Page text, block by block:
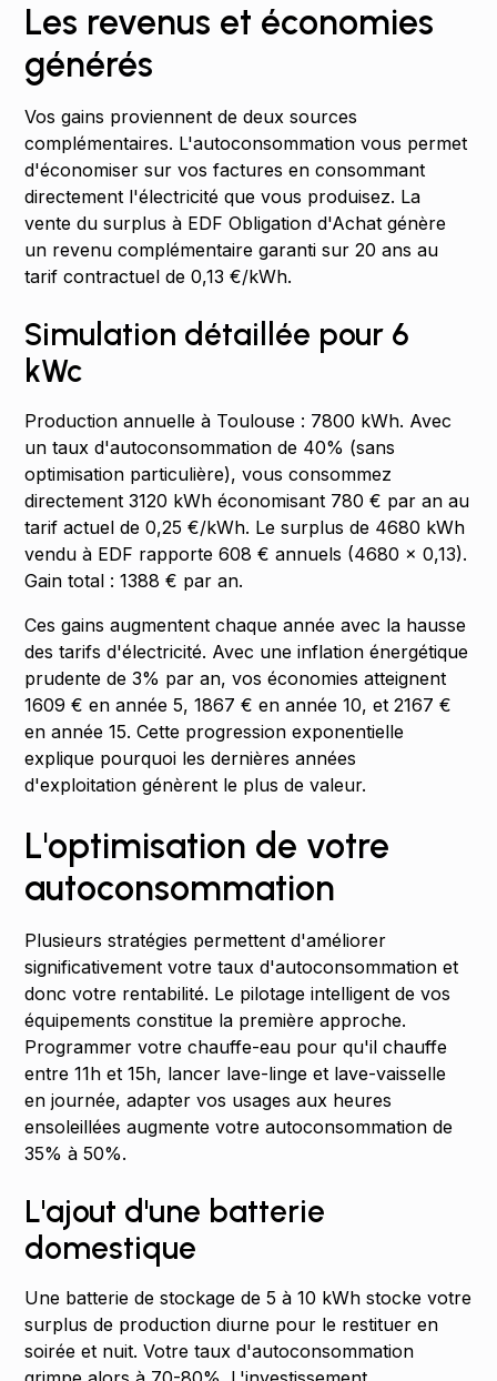
Les revenus et économies
générés
Vos gains proviennent de deux sources
complémentaires. L'autoconsommation vous permet
d'économiser sur vos factures en consommant
directement l'électricité que vous produisez. La
vente du surplus à EDF Obligation d'Achat génère
un revenu complémentaire garanti sur 20 ans au
tarif contractuel de 0,13 €/kWh.
Simulation détaillée pour 6
kWc
Production annuelle à Toulouse : 7800 kWh. Avec
un taux d'autoconsommation de 40% (sans
optimisation particulière), vous consommez
directement 3120 kWh économisant 780 € par an au
tarif actuel de 0,25 €/kWh. Le surplus de 4680 kWh
vendu à EDF rapporte 608 € annuels (4680 × 0,13).
Gain total : 1388 € par an.
Ces gains augmentent chaque année avec la hausse
des tarifs d'électricité. Avec une inflation énergétique
prudente de 3% par an, vos économies atteignent
1609 € en année 5, 1867 € en année 10, et 2167 €
en année 15. Cette progression exponentielle
explique pourquoi les dernières années
d'exploitation génèrent le plus de valeur.
L'optimisation de votre
autoconsommation
Plusieurs stratégies permettent d'améliorer
significativement votre taux d'autoconsommation et
donc votre rentabilité. Le pilotage intelligent de vos
équipements constitue la première approche.
Programmer votre chauffe-eau pour qu'il chauffe
entre 11h et 15h, lancer lave-linge et lave-vaisselle
en journée, adapter vos usages aux heures
ensoleillées augmente votre autoconsommation de
35% à 50%.
L'ajout d'une batterie
domestique
Une batterie de stockage de 5 à 10 kWh stocke votre
surplus de production diurne pour le restituer en
soirée et nuit. Votre taux d'autoconsommation